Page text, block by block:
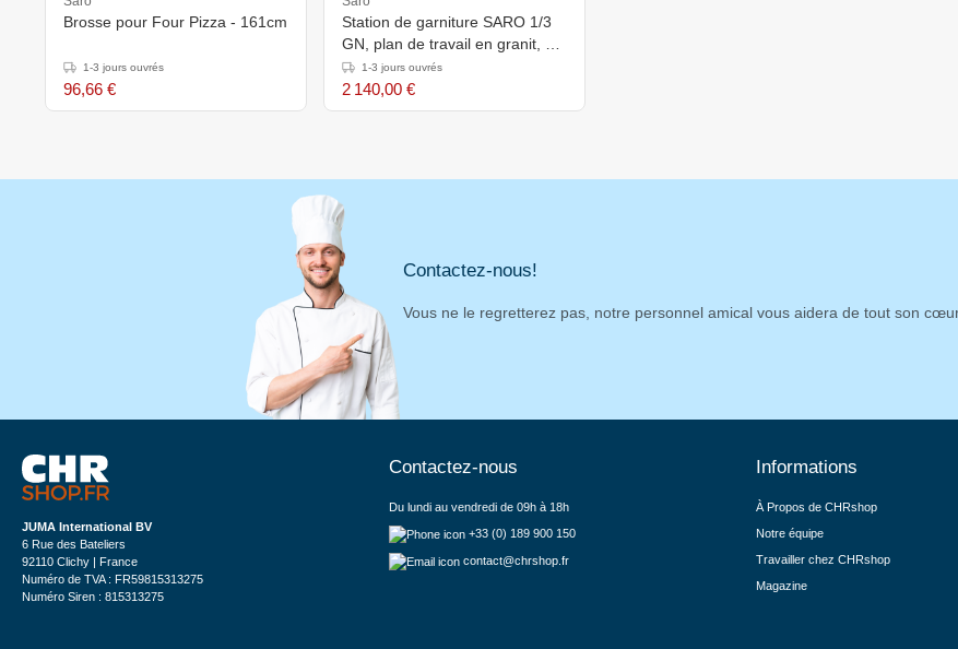
Brosse pour Four Pizza - 161cm
1-3 jours ouvrés
96,66 €
Station de garniture SARO 1/3
GN, plan de travail en granit, SH
15001-3 jours ouvrés
2 140,00 €
Contactez-nous!
Vous ne le regretterez pas, notre personnel amical vous aidera de tout son
JUMA International BV
6 Rue des Bateliers
92110 Clichy | France
Numéro de TVA : FR59815313275
Numéro Siren : 815313275
Contactez-nous
Du lundi au vendredi de 09h à 18h
+33 (0) 189 900 150
contact@chrshop.fr
Informations
À Propos de CHRshop
Notre équipe
Travailler chez CHRshop
Magazine